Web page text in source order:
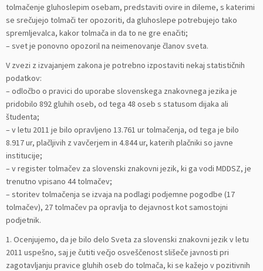
tolmačenje gluhoslepim osebam, predstaviti ovire in dileme, s katerimi
se srečujejo tolmači ter opozoriti, da gluhoslepe potrebujejo tako
spremljevalca, kakor tolmača in da to ne gre enačiti;
– svet je ponovno opozoril na neimenovanje članov sveta.
V zvezi z izvajanjem zakona je potrebno izpostaviti nekaj statističnih
podatkov:
– odločbo o pravici do uporabe slovenskega znakovnega jezika je
pridobilo 892 gluhih oseb, od tega 48 oseb s statusom dijaka ali
študenta;
– v letu 2011 je bilo opravljeno 13.761 ur tolmačenja, od tega je bilo
8.917 ur, plačljivih z vavčerjem in 4.844 ur, katerih plačniki so javne
institucije;
– v register tolmačev za slovenski znakovni jezik, ki ga vodi MDDSZ, je
trenutno vpisano 44 tolmačev;
– storitev tolmačenja se izvaja na podlagi podjemne pogodbe (17
tolmačev), 27 tolmačev pa opravlja to dejavnost kot samostojni
podjetnik.
1. Ocenjujemo, da je bilo delo Sveta za slovenski znakovni jezik v letu
2011 uspešno, saj je čutiti večjo osveščenost slišeče javnosti pri
zagotavljanju pravice gluhih oseb do tolmača, ki se kažejo v pozitivnih